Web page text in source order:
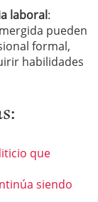
laboral:
pueden
formal,
habilidades
que
siendo